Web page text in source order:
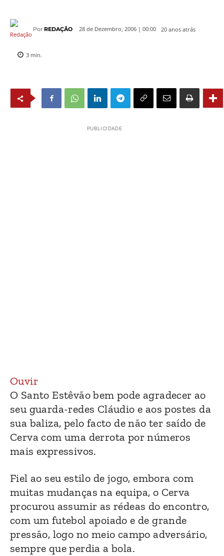
Por REDAÇÃO 28 de Dezembro, 2006 | 00:00 20 anos atrás
3 min.
PUBLICIDADE
Ouvir
O Santo Estêvão bem pode agradecer ao
seu guarda-redes Cláudio e aos postes da
sua baliza, pelo facto de não ter saído de
Cerva com uma derrota por números
mais expressivos.
Fiel ao seu estilo de jogo, embora com
muitas mudanças na equipa, o Cerva
procurou assumir as rédeas do encontro,
com um futebol apoiado e de grande
pressão, logo no meio campo adversário,
sempre que perdia a bola.